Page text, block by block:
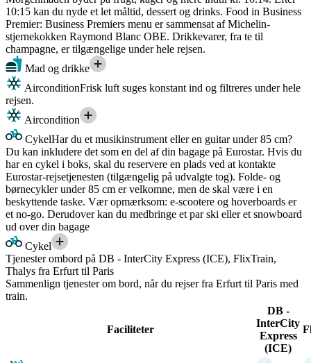
10:15 kan du nyde et let måltid, dessert og drinks. Food in Business
Premier: Business Premiers menu er sammensat af Michelin-
stjernekokken Raymond Blanc OBE. Drikkevarer, fra te til
champagne, er tilgængelige under hele rejsen.
Mad og drikke
AirconditionFrisk luft suges konstant ind og filtreres under hele
rejsen.
Aircondition
CykelHar du et musikinstrument eller en guitar under 85 cm?
Du kan inkludere det som en del af din bagage på Eurostar. Hvis du
har en cykel i boks, skal du reservere en plads ved at kontakte
Eurostar-rejsetjenesten (tilgængelig på udvalgte tog). Folde- og
børnecykler under 85 cm er velkomne, men de skal være i en
beskyttende taske. Vær opmærksom: e-scootere og hoverboards er
et no-go. Derudover kan du medbringe et par ski eller et snowboard
ud over din bagage
Cykel
Tjenester ombord på DB - InterCity Express (ICE), FlixTrain,
Thalys fra Erfurt til Paris
Sammenlign tjenester om bord, når du rejser fra Erfurt til Paris med
train.
Faciliteter
DB -
InterCity
Express
(ICE)